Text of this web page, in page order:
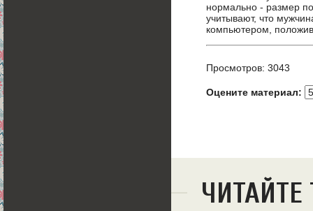
нормально - размер
учитывают, что
компьютером,
Просмотров: 3043
Оцените материал: